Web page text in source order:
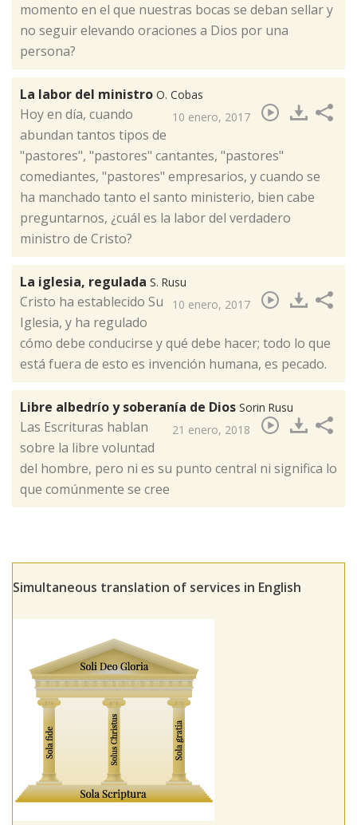
momento en el que nuestras bocas se deban sellar y
no seguir elevando oraciones a Dios por una
persona?​
La labor del ministro O. Cobas
10 enero, 2017
Hoy en día, cuando
abundan tantos tipos de
"pastores", "pastores" cantantes, "pastores"
comediantes, "pastores" empresarios, y cuando se
ha manchado tanto el santo ministerio, bien cabe
preguntarnos, ¿cuál es la labor del verdadero
ministro de Cristo?​
La iglesia, regulada S. Rusu
10 enero, 2017
Cristo ha establecido Su
Iglesia, y ha regulado
cómo debe conducirse y qué debe hacer; todo lo que
está fuera de esto es invención humana, es pecado.​
Libre albedrío y soberanía de Dios Sorin Rusu
21 enero, 2018
Las Escrituras hablan
sobre la libre voluntad
del hombre, pero ni es su punto central ni significa lo
que comúnmente se cree ​
Simultaneous translation of services in English